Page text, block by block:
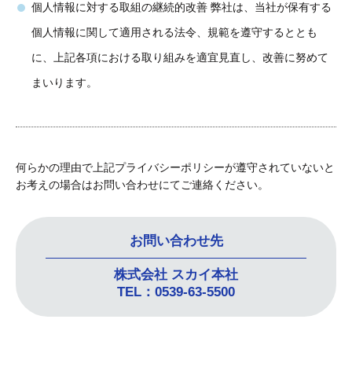
個人情報に対する取組の継続的改善 弊社は、当社が保有する
個人情報に関して適用される法令、規範を遵守するととも
に、上記各項における取り組みを適宜見直し、改善に努めて
まいります。
何らかの理由で上記プライバシーポリシーが遵守されていないと
お考えの場合はお問い合わせにてご連絡ください。
お問い合わせ先
株式会社 スカイ本社
TEL：0539-63-5500